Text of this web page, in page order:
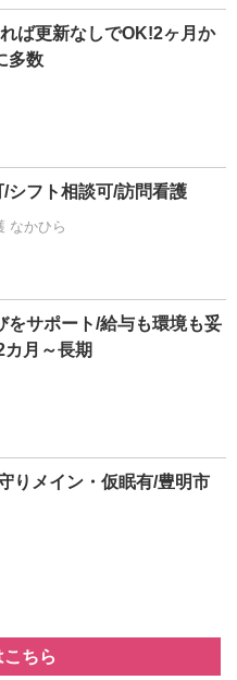
ば更新なしでOK!2ヶ月か
多数
/シフト相談可/訪問看護
なかひら
をサポート/給与も環境も妥
月～長期
りメイン・仮眠有/豊明市
ちら